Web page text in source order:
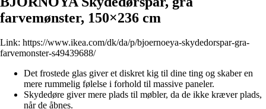
farvemønster, 150×236 cm
Link: https://www.ikea.com/dk/da/p/bjoernoeya-skydedorspar-gra-
farvemonster-s49439688/
Det frostede glas giver et diskret kig til dine ting og skaber en
mere rummelig følelse i forhold til massive paneler.
Skydedøre giver mere plads til møbler, da de ikke kræver plads,
når de åbnes.